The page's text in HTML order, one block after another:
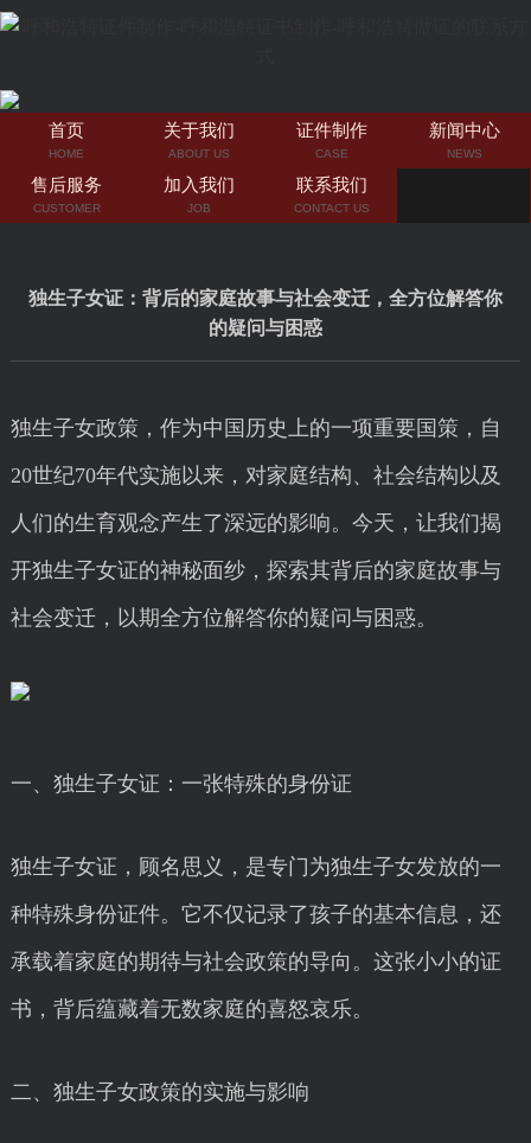
首页
HOME
关于我们
ABOUT US
证件制作
CASE
新闻中心
NEWS
售后服务
CUSTOMER
加入我们
JOB
联系我们
CONTACT US
独生子女证：背后的家庭故事与社会变迁，全方位解答你
的疑问与困惑
独生子女政策，作为中国历史上的一项重要国策，自
20世纪70年代实施以来，对家庭结构、社会结构以及
人们的生育观念产生了深远的影响。今天，让我们揭
开独生子女证的神秘面纱，探索其背后的家庭故事与
社会变迁，以期全方位解答你的疑问与困惑。
一、独生子女证：一张特殊的身份证
独生子女证，顾名思义，是专门为独生子女发放的一
种特殊身份证件。它不仅记录了孩子的基本信息，还
承载着家庭的期待与社会政策的导向。这张小小的证
书，背后蕴藏着无数家庭的喜怒哀乐。
二、独生子女政策的实施与影响